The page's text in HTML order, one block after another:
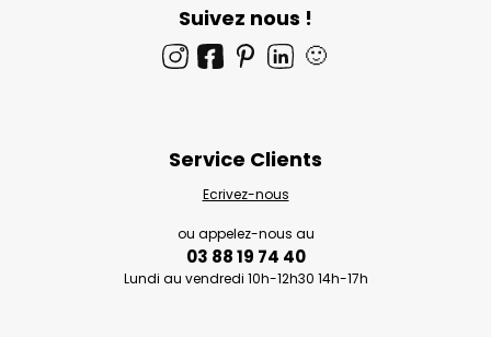
Suivez nous !
🙂
Service Clients
Ecrivez-nous
ou appelez-nous au
03 88 19 74 40
Lundi au vendredi 10h-12h30 14h-17h